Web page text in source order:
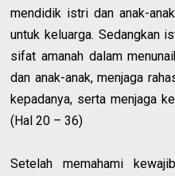
mendidik istri dan anak-
untuk keluarga. Sedangkan
sifat amanah dalam
dan anak-anak, menjaga
kepadanya, serta menjaga
(Hal 20 – 36)
Setelah memahami